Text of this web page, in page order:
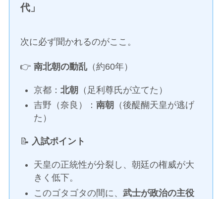
代」
次に必ず聞かれるのがここ。
👉南北朝の動乱 （約60年）
京都：北朝
（足利尊氏が立てた）
吉野（奈良）：南朝
（後醍醐天皇が逃げ
た）
📝 入試ポイント
天皇の正統性が分裂し、朝廷の権威が大
きく低下。
このゴタゴタの間に、武士が政治の主役